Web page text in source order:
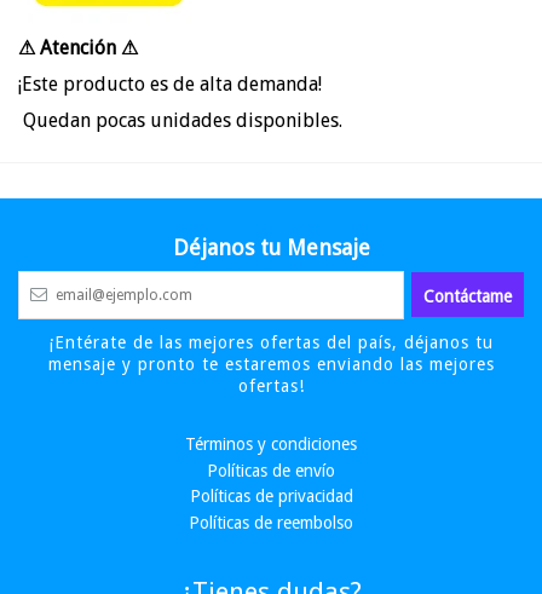
⚠ Atención ⚠
¡Este producto es de alta demanda!
Quedan pocas unidades disponibles.
Déjanos tu Mensaje
¡Entérate de las mejores ofertas del país, déjanos tu
mensaje y pronto te estaremos enviando las mejores
ofertas!
Términos y condiciones
Políticas de envío
Políticas de privacidad
Políticas de reembolso